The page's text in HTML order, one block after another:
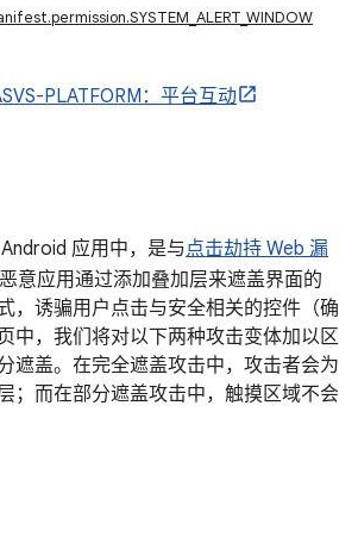
PLATFORM：平台互动
应用中，是与点击劫持 Web 漏
意应用通过添加叠加层来遮盖界面的
，诱骗用户点击与安全相关的控件（确
中，我们将对以下两种攻击变体加以区
遮盖。在完全遮盖攻击中，攻击者会为
；而在部分遮盖攻击中，触摸区域不会